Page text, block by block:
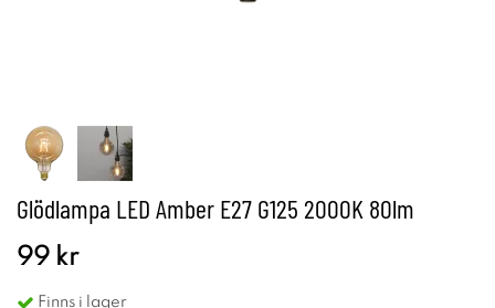
Glödlampa LED Amber E27 G125 2000K 80lm
99 kr
Finns i lager